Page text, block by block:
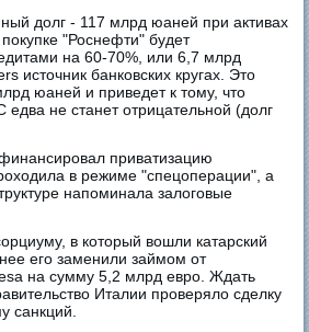
долг - 117 млрд юаней при активах
"Роснефти" будет
на 60-70%, или 6,7 млрд
источник банковских кругах. Это
юаней и приведет к тому, что
едва не станет отрицательной (долг
приватизацию
в режиме "спецоперации", а
напоминала залоговые
в который вошли катарский
его заменили займом от
на сумму 5,2 млрд евро. Ждать
Италии проверяло сделку
санкций.